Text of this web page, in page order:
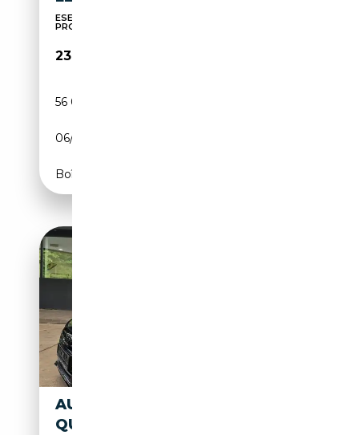
ESEGUITI TUTTI I TAGLIANDI AUDI - UNICO
PROPRIETAR...
23 750€
56 000 km
06/2023
Boîte automatique
AUDI A4 AVANT 3.0 TDI
QUATTRO S-OPTIK